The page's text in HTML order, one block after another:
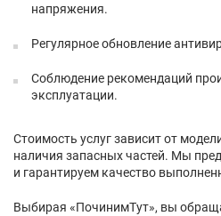
напряжения.
Регулярное обновление
Соблюдение рекомендаций
эксплуатации.
Стоимость услуг зависит от
наличия запасных частей. Мы
и гарантируем качество
Выбирая «ПочинимТут», вы